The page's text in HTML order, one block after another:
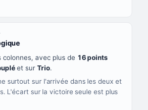
, couleur orange clair
colonnes, avec plus de 16 points
et sur Trio.
surtout sur l'arrivée dans les deux et
L'écart sur la victoire seule est plus